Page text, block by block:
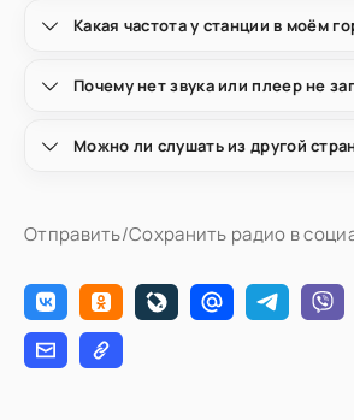
Какая частота у станции в моём
Почему нет звука или плеер не
Можно ли слушать из другой
Отправить/Сохранить радио в